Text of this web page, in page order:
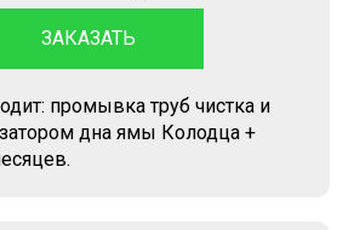
ЗАКАЗАТЬ
промывка труб чистка и
дна ямы Колодца +